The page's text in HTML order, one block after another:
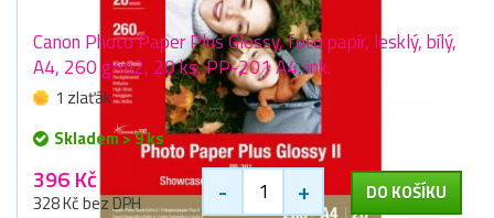
Canon Photo Paper Plus Glossy, foto papír, lesklý, bílý,
A4, 260 g/m2, 20 ks, PP-201 A4, ink.
1 zlaťák
Skladem > 9 ks
396 Kč
328 Kč bez DPH - + DO KOŠÍKU